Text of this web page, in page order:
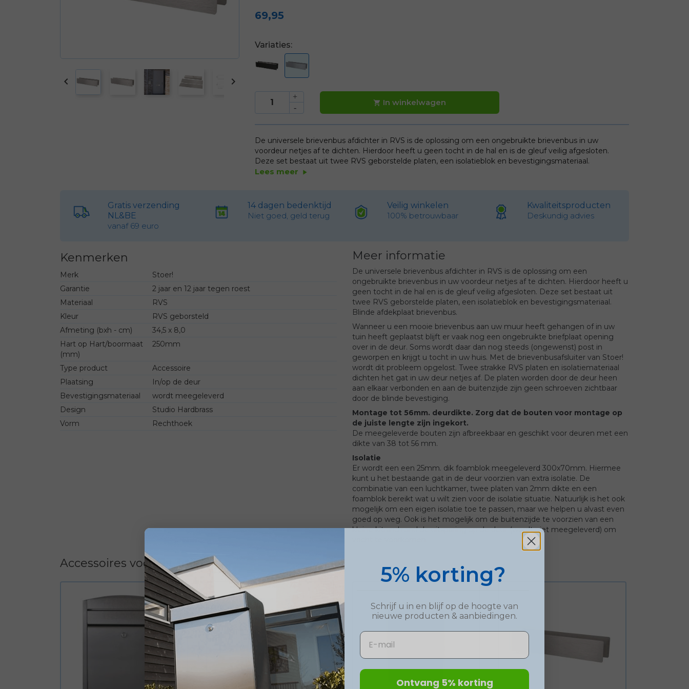
 
69,95
Variaties:
 In winkelwagen
De universele brievenbus afdichter in RVS is de oplossing om een ongebruikte brievenbus in uw
voordeur netjes af te dichten. Hierdoor heeft u geen tocht in de hal en is de gleuf veilig afgesloten.
Deze set bestaat uit twee RVS geborstelde platen, een isolatieblok en bevestigingsmateriaal.
Lees meer play_arrow
Gratis verzending
NL&BE
vanaf 69 euro
14 dagen bedenktijd
Niet goed, geld terug
Veilig winkelen
100% betrouwbaar
Kwaliteitsproducten
Deskundig advies
Kenmerken
Merk
Stoer!
Garantie
2 jaar en 12 jaar tegen roest
Materiaal
RVS
Kleur
RVS geborsteld
Afmeting (bxh - cm)
34,5 x 8,0
Hart op Hart/boormaat
(mm)
250mm
Type product
Accessoire
Plaatsing
In/op de deur
Bevestigingsmateriaal
wordt meegeleverd
Design
Studio Hardbrass
Vorm
Rechthoek
Meer informatie
De universele brievenbus afdichter in RVS is de oplossing om een
ongebruikte brievenbus in uw voordeur netjes af te dichten. Hierdoor heeft u
geen tocht in de hal en is de gleuf veilig afgesloten. Deze set bestaat uit
twee RVS geborstelde platen, een isolatieblok en bevestigingsmateriaal.
Blinde afdekplaat brievenbus.
Wanneer u een mooie brievenbus aan uw muur heeft gehangen of in uw
tuin heeft geplaatst blijft er vaak nog een ongebruikte briefplaat opening
over in de deur. Soms wordt daar dan nog steeds (ongewenst) post in
geworpen en krijgt u tocht in uw huis. Met de brievenbusafsluiter van Stoer!
wordt dit probleem opgelost. Twee strakke RVS platen en isolatiemateriaal
dichten het gat in uw deur netjes af. De platen worden door de deur heen
aan elkaar verbonden en aan de buitenzijde zijn geen schroeven zichtbaar
door de blinde bevestiging.
Montage tot 56mm. deurdikte. Zorg dat de bouten voor montage op
de juiste lengte zijn ingekort.
De meegeleverde bouten zijn afbreekbaar en geschikt voor deuren met een
dikte van 38 tot 56 mm.
Isolatie
Er wordt een een 25mm. dik foamblok meegeleverd 300x70mm. Hiermee
kunt u het bestaande gat in de deur voorzien van extra isolatie. De
combinatie van een luchtkamer, twee platen van 2mm dikte en een
foamblok bereikt wat u wilt zien voor de isolatie situatie. Natuurlijk is het ook
mogelijk om een eigen isolatie toe te passen, maar we helpen u alvast even
goed op weg. Ook is het mogelijk om de buitenzijde te voorzien van een
kleine kitrand rond de uitsparing op de deur (wordt niet meegeleverd) om
Accessoires voor dit product 5% korting?
Schrijf u in en blijf op de hoogte van
nieuwe producten & aanbiedingen.
Email
Ontvang 5% korting